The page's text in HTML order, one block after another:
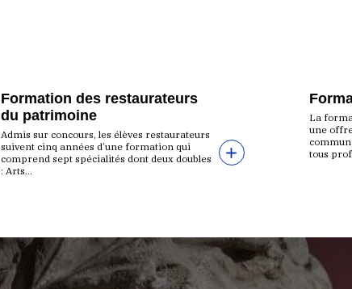
Formation des restaurateurs
du patrimoine
Admis sur concours, les élèves restaurateurs
suivent cinq années d’une formation qui
comprend sept spécialités dont deux doubles
: Arts...
La
une
tous